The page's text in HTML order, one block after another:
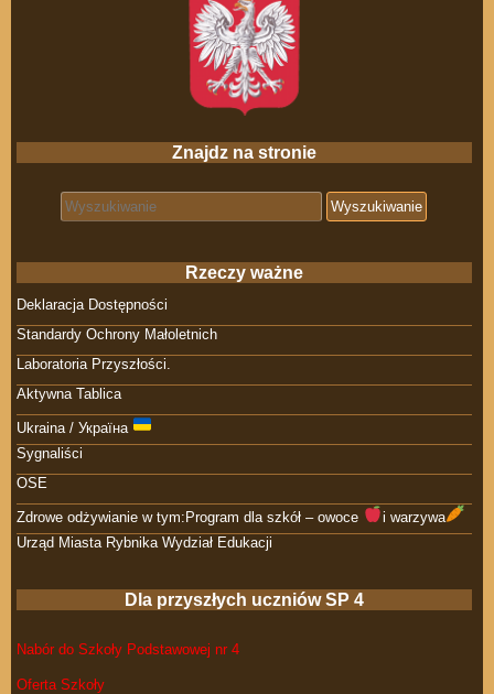
Znajdz na stronie
Search for:
Rzeczy ważne
Deklaracja Dostępności
Standardy Ochrony Małoletnich
Laboratoria Przyszłości.
Aktywna Tablica
Ukraina / Україна
Sygnaliści
OSE
Zdrowe odżywianie w tym:Program dla szkół – owoce
i warzywa
Urząd Miasta Rybnika Wydział Edukacji
Dla przyszłych uczniów SP 4
Nabór do Szkoły Podstawowej nr 4
Oferta Szkoły